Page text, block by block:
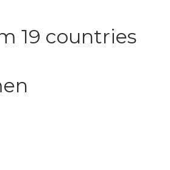
19 countries